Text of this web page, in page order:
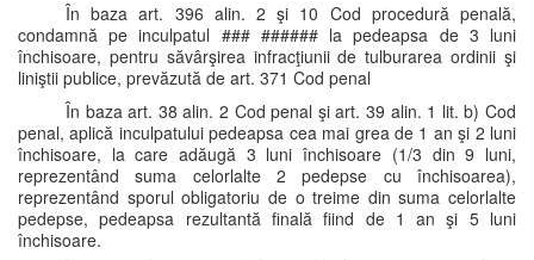
În baza art. 396 alin. 2 şi 10 Cod procedură penală,
condamnă pe inculpatul ### ###### la pedeapsa de 3 luni
închisoare, pentru săvârşirea infracţiunii de tulburarea ordinii şi
liniştii publice, prevăzută de art. 371 Cod penal
În baza art. 38 alin. 2 Cod penal şi art. 39 alin. 1 lit. b) Cod
penal, aplică inculpatului pedeapsa cea mai grea de 1 an şi 2 luni
închisoare, la care adăugă 3 luni închisoare (1/3 din 9 luni,
reprezentând suma celorlalte 2 pedepse cu închisoarea),
reprezentând sporul obligatoriu de o treime din suma celorlalte
pedepse, pedeapsa rezultantă finală fiind de 1 an şi 5 luni
închisoare.